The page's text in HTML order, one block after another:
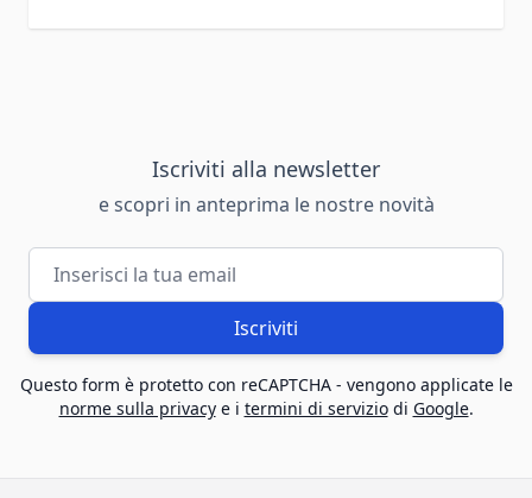
Iscriviti alla newsletter
e scopri in anteprima le nostre novità
Indirizzo email
Iscriviti
Questo form è protetto con reCAPTCHA - vengono applicate le
norme sulla privacye i termini di serviziodi Google.